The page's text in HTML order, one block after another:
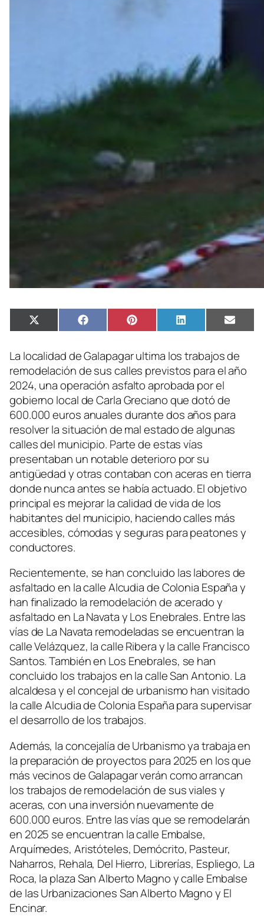
Compartir
en
X
(Twitter)
Compartir
en
FacebookCompartir
en
PinterestCompartir
en
LinkedIn
en
Email
La localidad de Galapagar ultima los trabajos de
remodelación de sus calles previstos para el año
2024, una operación asfalto aprobada por el
gobierno local de Carla Greciano que dotó de
600.000 euros anuales durante dos años para
resolver la situación de mal estado de algunas
calles del municipio. Parte de estas vías
presentaban un notable deterioro por su
antigüedad y otras contaban con aceras en tierra
donde nunca antes se había actuado. El objetivo
principal es mejorar la calidad de vida de los
habitantes del municipio, haciendo calles más
accesibles, cómodas y seguras para peatones y
conductores.
Recientemente, se han concluido las labores de
asfaltado en la calle Alcudia de Colonia España y
han finalizado la remodelación de acerado y
asfaltado en La Navata y Los Enebrales. Entre las
vías de La Navata remodeladas se encuentran la
calle Velázquez, la calle Ribera y la calle Francisco
Santos. También en Los Enebrales, se han
concluido los trabajos en la calle San Antonio. La
alcaldesa y el concejal de urbanismo han visitado
la calle Alcudia de Colonia España para supervisar
el desarrollo de los trabajos.
Además, la concejalía de Urbanismo ya trabaja en
la preparación de proyectos para 2025 en los que
más vecinos de Galapagar verán como arrancan
los trabajos de remodelación de sus viales y
aceras, con una inversión nuevamente de
600.000 euros. Entre las vías que se remodelarán
en 2025 se encuentran la calle Embalse,
Arquímedes, Aristóteles, Demócrito, Pasteur,
Naharros, Rehala, Del Hierro, Librerías, Espliego, La
Roca, la plaza San Alberto Magno y calle Embalse
de las Urbanizaciones San Alberto Magno y El
Encinar.